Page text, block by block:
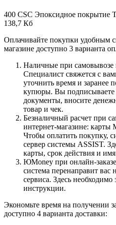
400 CSC Эпоксидное покрытие
138,7 Кб
Оплачивайте покупки удобным
магазине доступно 3 варианта
Наличные при самовывозе
Специалист свяжется с
уточнить время и заранее
купюры. Вы подписываете
документы, вносите
товар и чек.
Безналичный расчет при
интернет-магазине:
Чтобы оплатить покупку,
сервер системы ASSIST.
карты, срок действия и
ЮMoney при онлайн-
система перенаправит вас
сервиса. Здесь
инструкции.
Экономьте время на получении
доступно 4 варианта доставки: